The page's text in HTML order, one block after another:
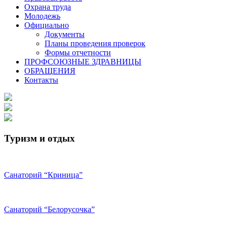
Охрана труда
Молодежь
Официально
Документы
Планы проведения проверок
Формы отчетности
ПРОФСОЮЗНЫЕ ЗДРАВНИЦЫ
ОБРАЩЕНИЯ
Контакты
Туризм и отдых
Санаторий “Криница”
Санаторий “Белорусочка”